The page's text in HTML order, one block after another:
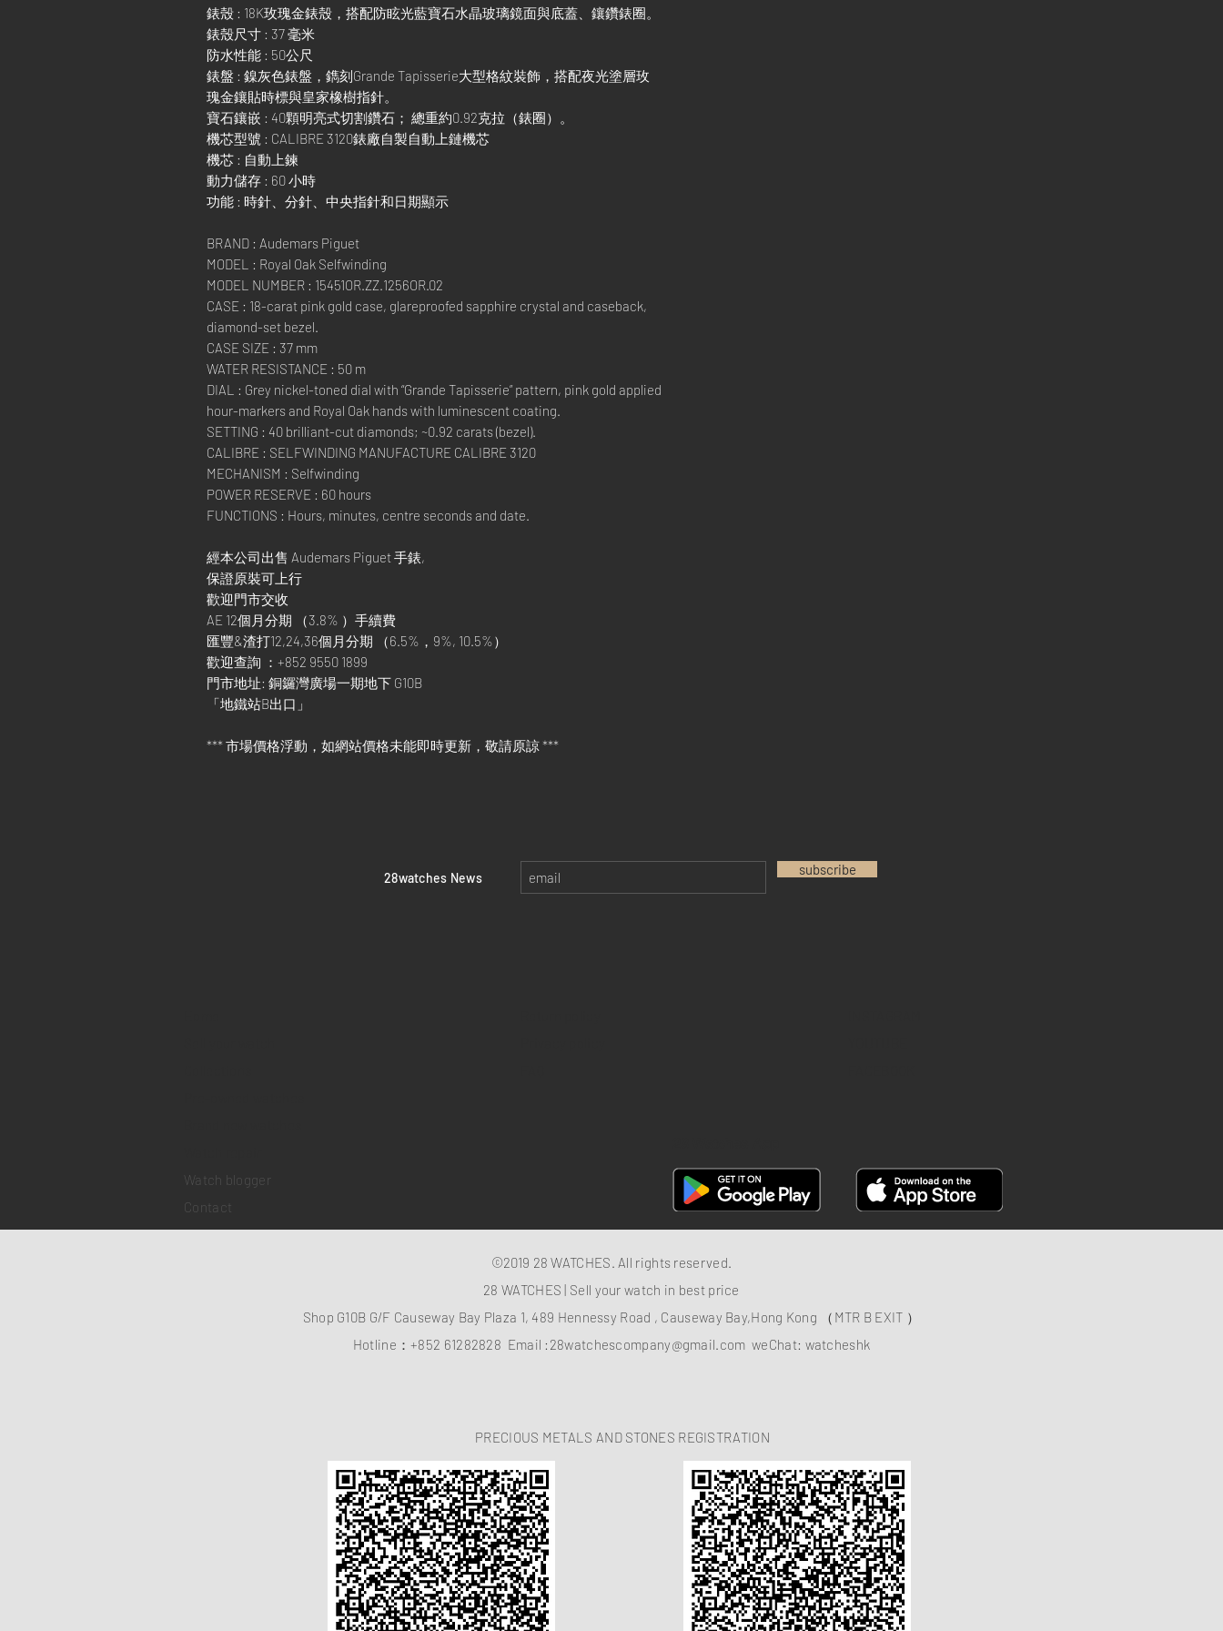
錶殼 : 18K玫瑰金錶殼，搭配防眩光藍寶石水晶玻璃鏡面與底蓋、鑲鑽錶圈。
錶殼尺寸 : 37 毫米
防水性能 : 50公尺
錶盤 : 鎳灰色錶盤，鐫刻Grande Tapisserie大型格紋裝飾，搭配夜光塗層玫
瑰金鑲貼時標與皇家橡樹指針。
寶石鑲嵌 : 40顆明亮式切割鑽石； 總重約0.92克拉（錶圈）。
機芯型號 : CALIBRE 3120錶廠自製自動上鏈機芯
機芯 : 自動上鍊
動力儲存 : 60 小時
功能 : 時針、分針、中央指針和日期顯示
BRAND : Audemars Piguet
MODEL : Royal Oak Selfwinding
MODEL NUMBER : 15451OR.ZZ.1256OR.02
CASE : 18-carat pink gold case, glareproofed sapphire crystal and caseback,
diamond-set bezel.
CASE SIZE : 37 mm
WATER RESISTANCE : 50 m
DIAL : Grey nickel-toned dial with “Grande Tapisserie” pattern, pink gold applied
hour-markers and Royal Oak hands with luminescent coating.
SETTING : 40 brilliant-cut diamonds; ~0.92 carats (bezel).
CALIBRE : SELFWINDING MANUFACTURE CALIBRE 3120
MECHANISM : Selfwinding
POWER RESERVE : 60 hours
FUNCTIONS : Hours, minutes, centre seconds and date.
經本公司出售 Audemars Piguet 手錶,
保證原裝可上行
歡迎門市交收
AE 12個月分期 （3.8% ）手續費
匯豐&渣打12,24,36個月分期 （6.5%，9%, 10.5%）
歡迎查詢 ：+852 9550 1899
門市地址: 銅鑼灣廣場一期地下 G10B
「地鐵站B出口」
*** 市場價格浮動，如網站價格未能即時更新，敬請原諒 ***
​28watches News
subscribe
Watch blogger
Contact
©2019 28 WATCHES. All rights reserved.
28 WATCHES | Sell your watch in best price
Shop G10B G/F Causeway Bay Plaza 1, 489 Hennessy Road , Causeway Bay,Hong Kong （MTR B EXIT ）
Hotline：+852 61282828 Email : 28watchescompany@gmail.com weChat: watcheshk
PRECIOUS METALS AND STONES REGISTRATION